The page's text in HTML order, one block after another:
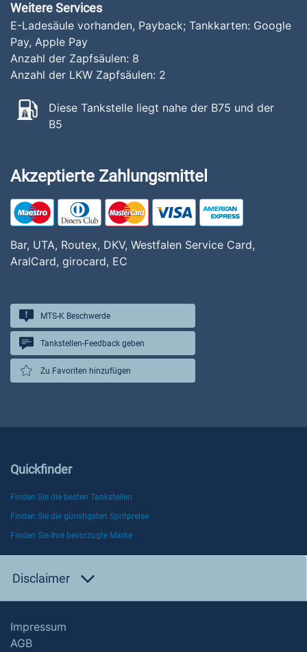
Weitere Services
E-Ladesäule vorhanden, Payback; Tankkarten: Google
Pay, Apple Pay
Anzahl der Zapfsäulen: 8
Anzahl der LKW Zapfsäulen: 2
Diese Tankstelle liegt nahe der B75 und der
B5
Akzeptierte Zahlungsmittel
Bar, UTA, Routex, DKV, Westfalen Service Card,
AralCard, girocard, EC
MTS-K Beschwerde
Tankstellen-Feedback geben
Zu Favoriten hinzufügen
Quickfinder
Finden Sie die besten Tankstellen
Finden Sie die günstigsten Spritpreise
Finden Sie Ihre bevorzugte Marke
Disclaimer
Impressum
AGB